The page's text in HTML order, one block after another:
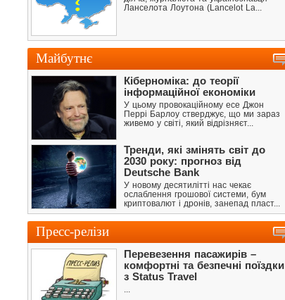
Ланселота Лоутона (Lancelot La...
Майбутнє
Кіберноміка: до теорії
інформаційної економіки
У цьому провокаційному есе Джон
Перрі Барлоу стверджує, що ми зараз
живемо у світі, який відрізняєт...
Тренди, які змінять світ до
2030 року: прогноз від
Deutsche Bank
У новому десятилітті нас чекає
ослаблення грошової системи, бум
криптовалют і дронів, занепад пласт...
Пресс-релізи
Перевезення пасажирів –
комфортні та безпечні поїздки
з Status Travel
...